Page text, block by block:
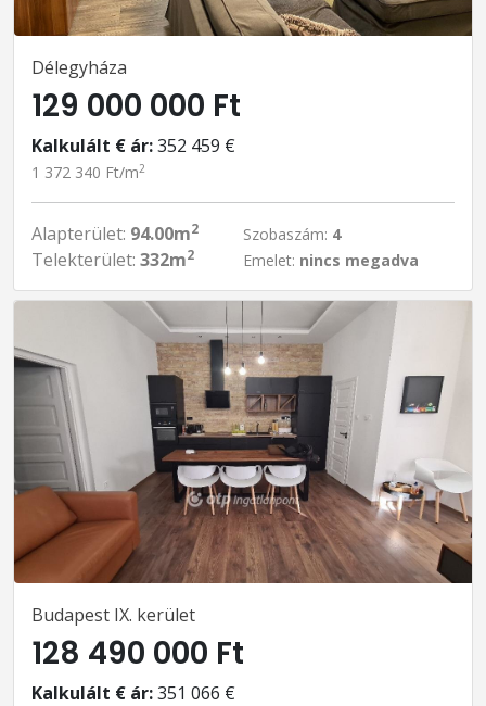
Délegyháza
129 000 000 Ft
Kalkulált € ár:352 459 €
1 372 340 Ft/m2
Alapterület: 94.00m2
Telekterület: 332m2
Szobaszám: 4
Emelet: nincs megadva
Budapest IX. kerület
128 490 000 Ft
Kalkulált € ár:351 066 €